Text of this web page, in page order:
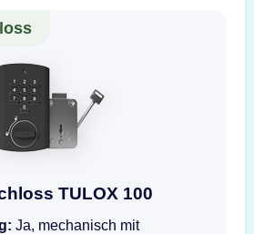
der Eingabeeinheit TULOX 100
TULOX 100
Ja, mechanisch mit